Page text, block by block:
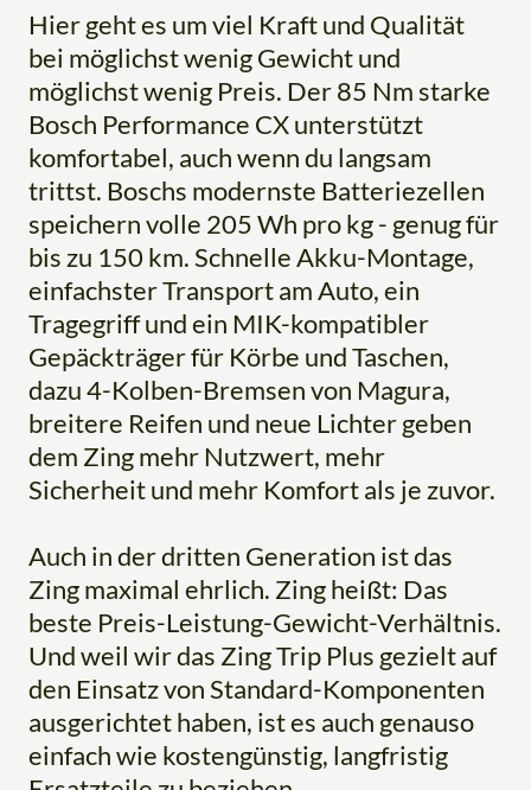
Hier geht es um viel Kraft und Qualität
bei möglichst wenig Gewicht und
möglichst wenig Preis. Der 85 Nm starke
Bosch Performance CX unterstützt
komfortabel, auch wenn du langsam
trittst. Boschs modernste Batteriezellen
speichern volle 205 Wh pro kg - genug für
bis zu 150 km. Schnelle Akku-Montage,
einfachster Transport am Auto, ein
Tragegriff und ein MIK-kompatibler
Gepäckträger für Körbe und Taschen,
dazu 4-Kolben-Bremsen von Magura,
breitere Reifen und neue Lichter geben
dem Zing mehr Nutzwert, mehr
Sicherheit und mehr Komfort als je zuvor.
Auch in der dritten Generation ist das
Zing maximal ehrlich. Zing heißt: Das
beste Preis-Leistung-Gewicht-Verhältnis.
Und weil wir das Zing Trip Plus gezielt auf
den Einsatz von Standard-Komponenten
ausgerichtet haben, ist es auch genauso
einfach wie kostengünstig, langfristig